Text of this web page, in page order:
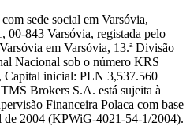
sede social em Varsóvia,
00-843 Varsóvia, registada pelo
em Varsóvia, 13.ª Divisão
Nacional sob o número KRS
Capital inicial: PLN 3,537.560
Brokers S.A. está sujeita à
Financeira Polaca com base
de 2004 (KPWiG-4021-54-1/2004).